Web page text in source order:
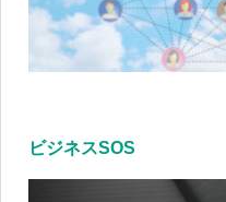
ビジネスSOS